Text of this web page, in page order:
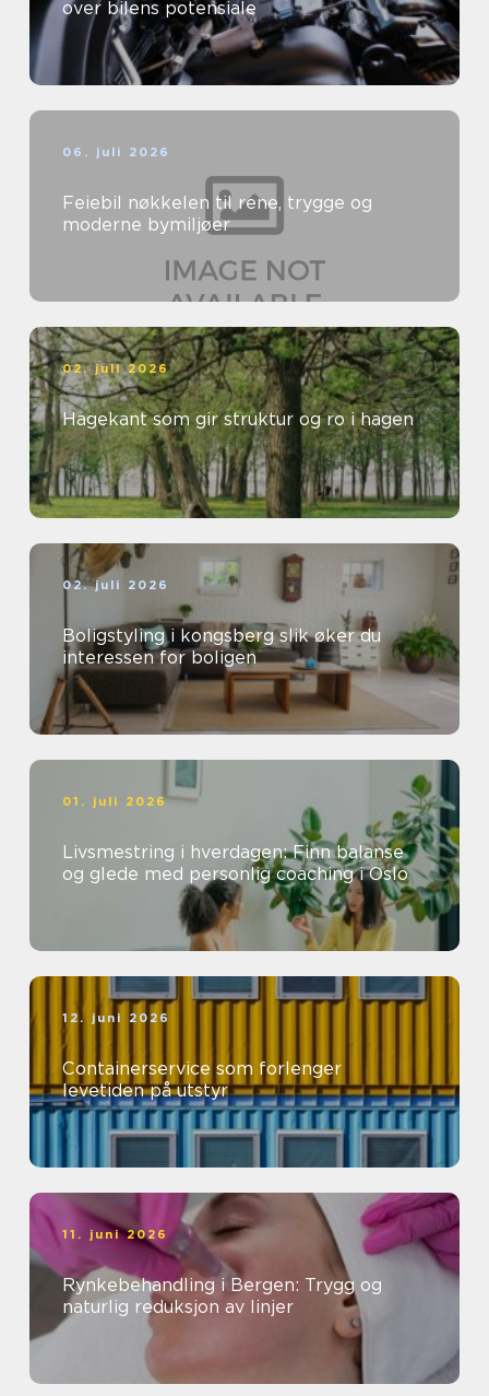
over bilens potensiale
06. juli 2026
Feiebil nøkkelen til rene, trygge og
moderne bymiljøer
02. juli 2026
Hagekant som gir struktur og ro i hagen
02. juli 2026
Boligstyling i kongsberg slik øker du
interessen for boligen
01. juli 2026
Livsmestring i hverdagen: Finn balanse
og glede med personlig coaching i Oslo
12. juni 2026
Containerservice som forlenger
levetiden på utstyr
11. juni 2026
Rynkebehandling i Bergen: Trygg og
naturlig reduksjon av linjer